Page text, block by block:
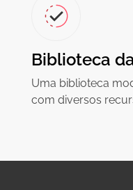
Biblioteca
Uma biblioteca
com diversos